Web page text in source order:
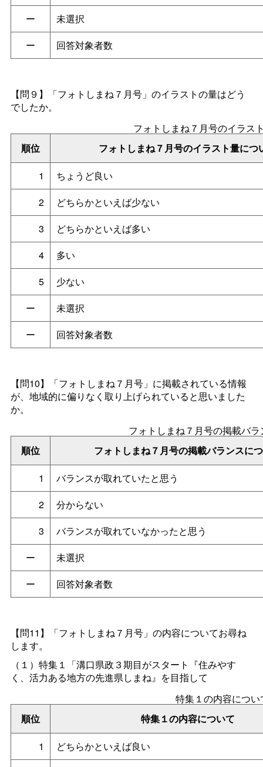
ー
未選択
ー
回答対象者数
【問９】「フォトしまね７月号」のイラストの量はどう
でしたか。
順位 フォトしまね７月号のイラスト量につ
フォトしまね７月号のイラス
1
ちょうど良い
2
どちらかといえば少ない
3
どちらかといえば多い
4
多い
5
少ない
ー
未選択
ー
回答対象者数
【問10】「フォトしまね７月号」に掲載されている情報
が、地域的に偏りなく取り上げられていると思いました
か。
順位 フォトしまね７月号の掲載バランスに
フォトしまね７月号の掲載バ
1
バランスが取れていたと思う
2
分からない
3
バランスが取れていなかったと思う
ー
未選択
ー
回答対象者数
【問11】「フォトしまね７月号」の内容についてお尋ね
します。
（１） 特集１「溝口県政３期目がスタート『住みやす
く、活力ある地方の先進県しまね』を目指して
順位 特集１の内容について
特集１の内容につい
1
どちらかといえば良い